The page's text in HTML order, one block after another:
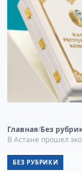
Главная/Без
В Астане прошел
БЕЗ РУБРИКИ